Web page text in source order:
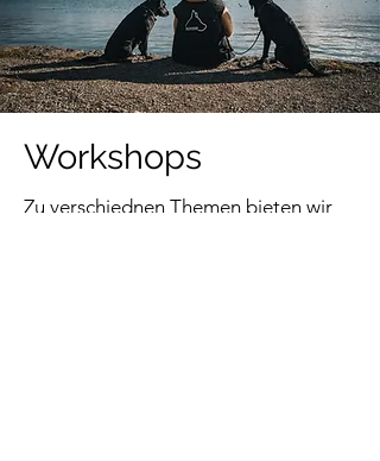
Workshops
Zu verschiednen Themen bieten wir